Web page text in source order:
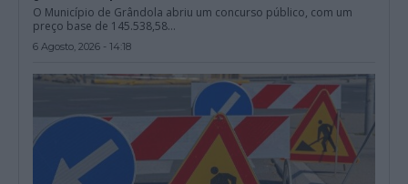
O Município de Grândola abriu um concurso público, com um
preço base de 145.538,58...
6 Agosto, 2026 - 14:18